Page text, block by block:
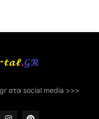
στα social media >>>